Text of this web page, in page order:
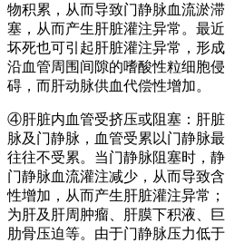
物积累，从而导致门静脉血流淤
塞，从而产生肝脏灌注异常。最
坏死也可引起肝脏灌注异常，形
沿血管周围间隙的嗜酸性粒细胞
碍，而肝动脉供血代偿性增加。
④肝脏内血管受挤压或阻塞：肝
脉及门静脉，血管受累以门静脉
往往不受累。当门静脉阻塞时，
门静脉血流灌注减少，从而导致
性增加，从而产生肝脏灌注异常
为肝及肝周肿瘤、肝膜下积液、
肋骨压迫等。由于门静脉压力低